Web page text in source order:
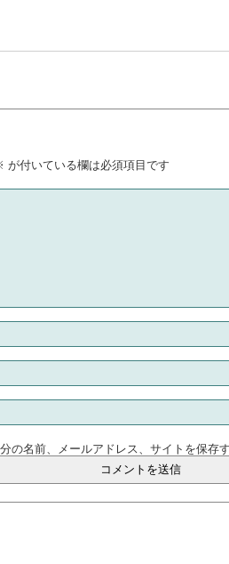
が付いている欄は必須項目です
の名前、メールアドレス、サイトを保存